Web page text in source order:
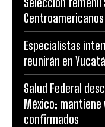
Centroamericanos
Especialistas
reunirán en
Salud Federal
México; mantiene
confirmados